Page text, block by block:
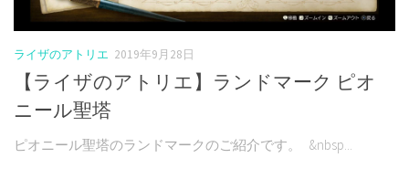
ライザのアトリエ 2019年9月28日
【ライザのアトリエ】ランドマーク ピオ
ニール聖塔
ピオニール聖塔のランドマークのご紹介です。 &nbsp...